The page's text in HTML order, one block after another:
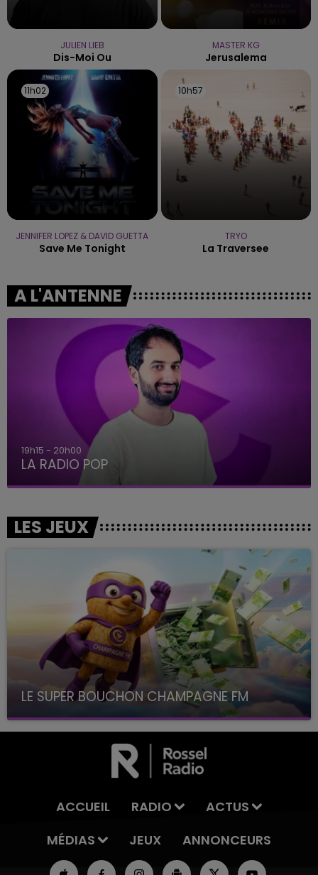
JULIEN LIEB
Dis-Moi Ou
MASTER KG
Jerusalema
11h02
11h02
JENNIFER LOPEZ & DAVID GUETTA
Save Me Tonight
10h57
10h57
TRYO
La Traversee
A L'ANTENNE
19h15 - 20h00
LA RADIO POP
LES JEUX
LE SUPER BOUCHON CHAMPAGNE FM
avec La Famille Champagne FM, à 8H10
ACCUEIL RADIO
ACTUS
MÉDIAS
JEUX ANNONCEURS